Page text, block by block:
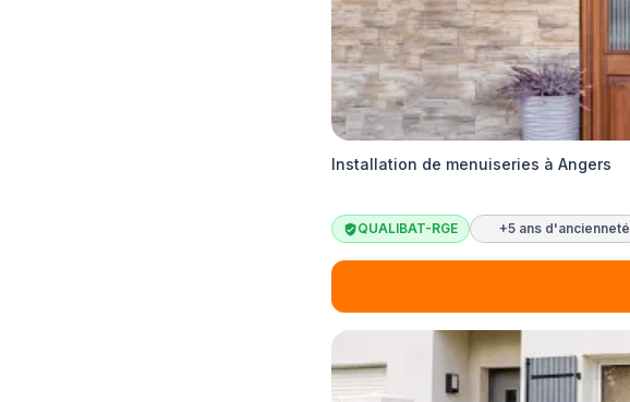
Installation de menuiseries à Angers
QUALIBAT-RGE +5 ans d'ancienneté